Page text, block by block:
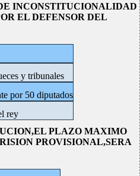
INCONSTITUCIONALIDAD
EL DEFENSOR DEL
y tribunales
por 50 diputados
rey
PLAZO MAXIMO
PROVISIONAL,SERA